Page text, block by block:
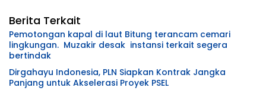
Berita Terkait
Pemotongan kapal di laut Bitung terancam cemari
lingkungan. Muzakir desak instansi terkait segera
bertindak
Dirgahayu Indonesia, PLN Siapkan Kontrak Jangka
Panjang untuk Akselerasi Proyek PSEL